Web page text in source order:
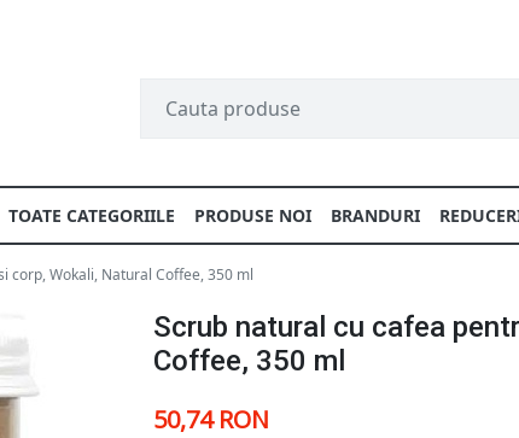
TOATE CATEGORIILE PRODUSE NOI BRANDURI
corp, Wokali, Natural Coffee, 350 ml
Scrub natural cu cafea
Coffee, 350 ml
50,74 RON